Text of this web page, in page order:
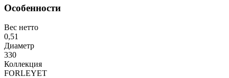
Особенности
Вес нетто
0,51
Диаметр
330
Коллекция
FORLEYET